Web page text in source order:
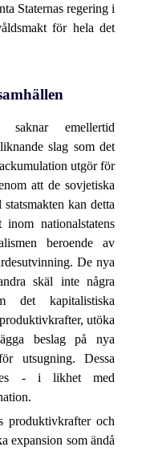
Staternas regering i
för hela det
saknar emellertid
slag som det
utgör för
att de sovjetiska
kan detta
inom nationalstatens
beroende av
De nya
skäl inte några
det kapitalistiska
utöka
beslag på nya
utsugning. Dessa
- i likhet med
produktivkrafter och
expansion som ändå